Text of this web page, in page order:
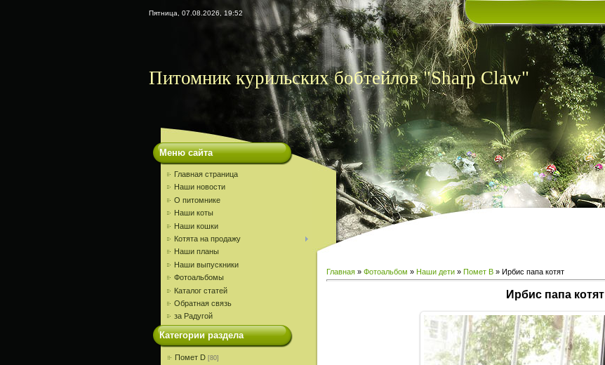
Пятница, 07.08.2026, 19:52
Питомник курильских бобтейлов "Sharp Claw"
Меню сайта
Главная страница
Наши новости
О питомнике
Наши коты
Наши кошки
Котята на продажу
Наши планы
Наши выпускники
Фотоальбомы
Каталог статей
Обратная связь
за Радугой
Категории раздела
Помет D [80]
Главная » Фотоальбом » Наши дети » Помет В » Ирбис папа котят
Ирбис папа котят